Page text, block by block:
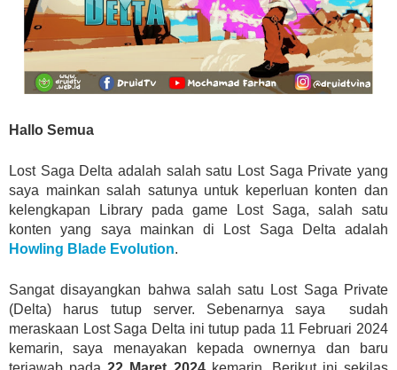
Hallo Semua
Lost Saga Delta adalah salah satu Lost Saga Private yang
saya mainkan salah satunya untuk keperluan konten dan
kelengkapan Library pada game Lost Saga, salah satu
konten yang saya mainkan di Lost Saga Delta adalah
Howling Blade Evolution.
Sangat disayangkan bahwa salah satu Lost Saga Private
(Delta) harus tutup server. Sebenarnya saya sudah
meraskaan Lost Saga Delta ini tutup pada 11 Februari 2024
kemarin, saya menayakan kepada ownernya dan baru